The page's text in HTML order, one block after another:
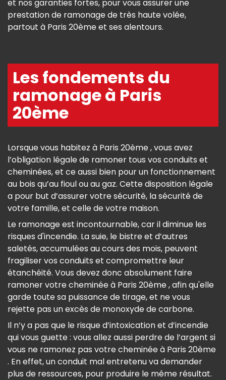
et nos garanties fortes, pour vous assurer une
prestation de ramonage de très haute volée,
partout à Paris 20ème et ses alentours.
Les fondements du
ramonage à Paris
20ème
Lorsque vous habitez à Paris 20ème , vous avez
l’obligation légale de ramoner tous vos conduits et
cheminées, et ce aussi bien pour un fonctionnement
au bois qu’au fioul ou au gaz. Cette disposition légale
a pour but d’assurer votre sécurité, la sécurité de
votre famille, et celle de votre maison.
Le ramonage est incontournable, car il diminue les
risques d'incendie. La suie, le bistre et d’autres
saletés, accumulées au cours des mois, peuvent
fragiliser vos conduits et compromettre leur
étanchéité. Vous devez donc absolument faire
ramoner votre cheminée à Paris 20ème , afin qu'elle
garde toute sa puissance de tirage, et ne vous
rejette pas un excès de monoxyde de carbone.
Il n’y a pas que le risque d’intoxication et d’incendie
qui vous guette : vous allez aussi perdre de l’argent si
vous ne ramonez pas votre cheminée à Paris 20ème
. En effet, un conduit mal entretenu va demander
plus de ressources, pour produire le même résultat.